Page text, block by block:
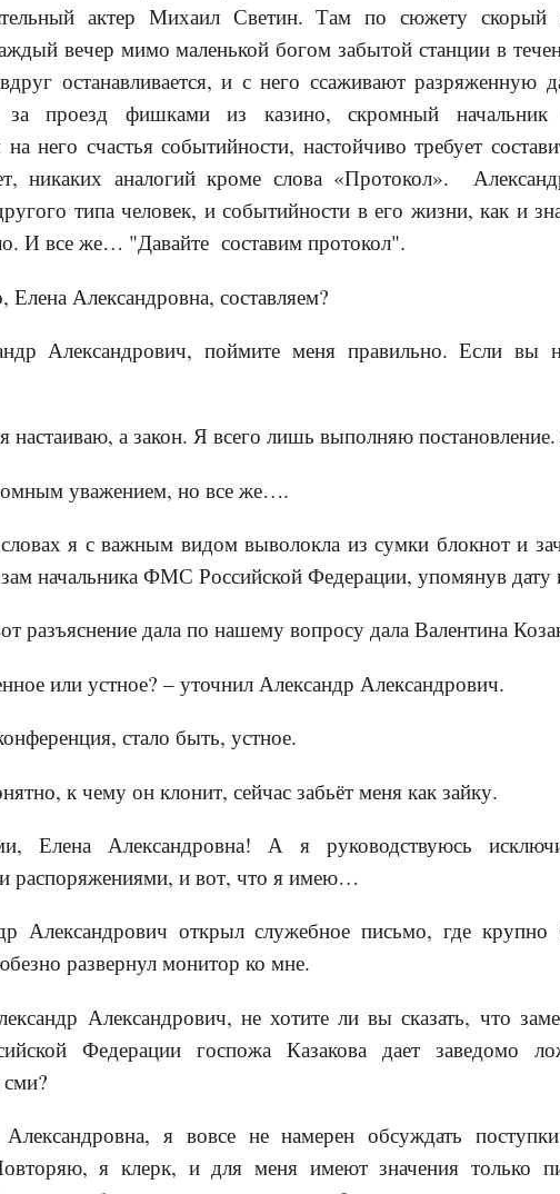
актер Михаил Светин. Там по сюжету скорый
вечер мимо маленькой богом забытой станции в
останавливается, и с него ссаживают разряженную
за проезд фишками из казино, скромный
на него счастья событийности, настойчиво требует
никаких аналогий кроме слова «Протокол».
типа человек, и событийности в его жизни, как и
И все же… "Давайте составим протокол".
Елена Александровна, составляем?
Александрович, поймите меня правильно. Если вы
настаиваю, а закон. Я всего лишь выполняю
уважением, но все же….
я с важным видом выволокла из сумки блокнот и
начальника ФМС Российской Федерации, упомянув дату
разъяснение дала по нашему вопросу дала Валентина
или устное? – уточнил Александр Александрович.
стало быть, устное.
к чему он клонит, сейчас забьёт меня как зайку.
Елена Александровна! А я руководствуюсь
распоряжениями, и вот, что я имею…
Александрович открыл служебное письмо, где
развернул монитор ко мне.
Александрович, не хотите ли вы сказать, что
Федерации госпожа Казакова дает заведомо
я вовсе не намерен обсуждать
я клерк, и для меня имеют значения только